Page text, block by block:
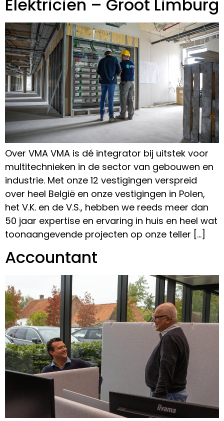
Elektricien – Groot Limburg
Over VMA VMA is dé integrator bij uitstek voor
multitechnieken in de sector van gebouwen en
industrie. Met onze 12 vestigingen verspreid
over heel België en onze vestigingen in Polen,
het V.K. en de V.S., hebben we reeds meer dan
50 jaar expertise en ervaring in huis en heel wat
toonaangevende projecten op onze teller […]
Accountant